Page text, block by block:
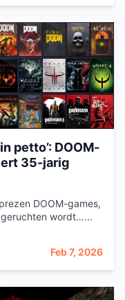
petto’: DOOM-
35-jarig
DOOM-games,
geruchten wordt…...
Feb 7, 2026